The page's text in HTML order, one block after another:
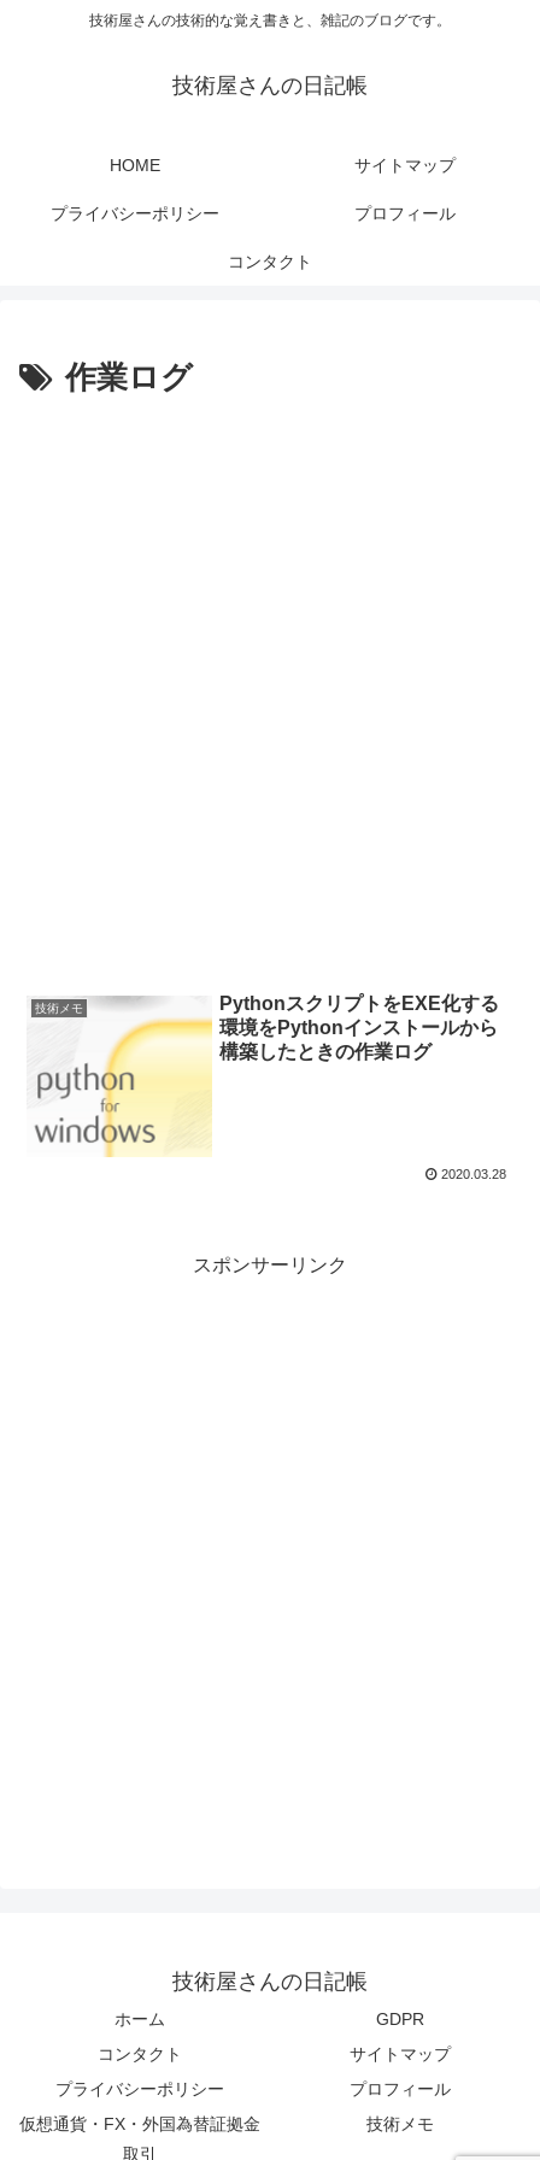
技術屋さんの技術的な覚え書きと、雑記のブログです。
技術屋さんの日記帳
HOME サイトマップ
プライバシーポリシー プロフィール
コンタクト
作業ログ
技術メモ
PythonスクリプトをEXE化する
環境をPythonインストールから
構築したときの作業ログ
2020.03.28
スポンサーリンク
技術屋さんの日記帳
ホーム
GDPR
コンタクト
サイトマップ
プライバシーポリシー
プロフィール
仮想通貨・FX・外国為替証拠金
取引
技術メモ